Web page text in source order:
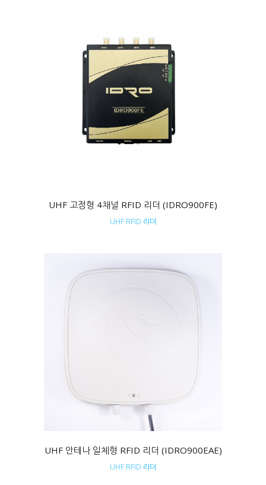
UHF 고정형 4채널 RFID 리더 (IDRO900FE)
UHF RFID 리더
UHF 안테나 일체형 RFID 리더 (IDRO900EAE)
UHF RFID 리더